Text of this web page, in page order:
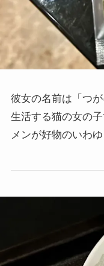
彼女の名前は「つが
生活する猫の女の
メンが好物のいわ